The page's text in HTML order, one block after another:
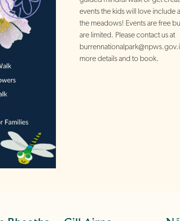
events the kids will love include
the meadows! Events are free
are limited. Please contact us at
more details and to book.